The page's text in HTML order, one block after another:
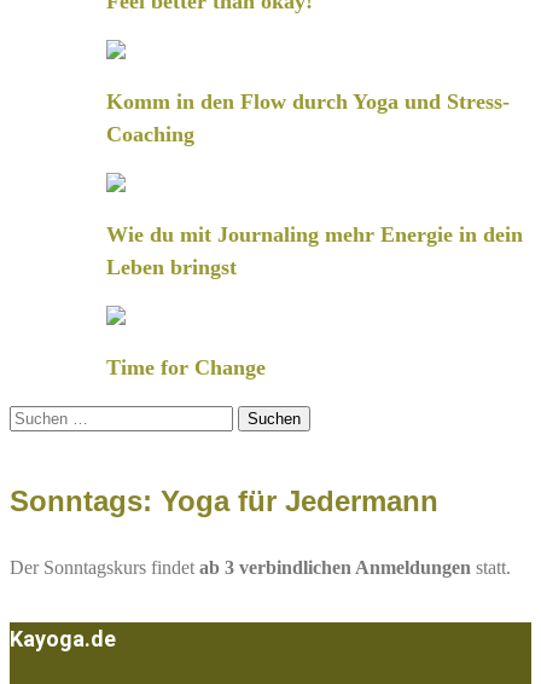
Komm in den Flow durch Yoga und Stress-
Coaching
Wie du mit Journaling mehr Energie in dein
Leben bringst
Time for Change
Suchen
nach:
Sonntags: Yoga für Jedermann
Der Sonntagskurs findet ab 3 verbindlichen Anmeldungen statt.
Kayoga.de